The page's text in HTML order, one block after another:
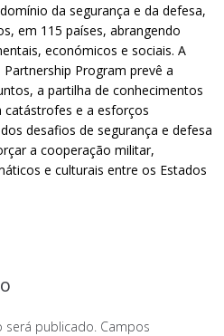
da segurança e da defesa,
em 115 países, abrangendo
económicos e sociais. A
Program prevê a
a partilha de conhecimentos
catástrofes e a esforços
desafios de segurança e defesa
a cooperação militar,
e culturais entre os Estados
será publicado. Campos